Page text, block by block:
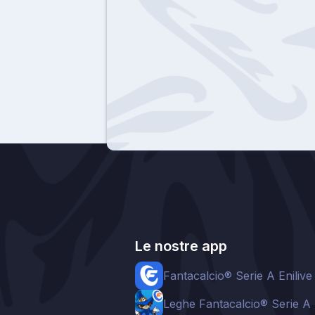
Le nostre app
Fantacalcio® Serie A Enilive
Leghe Fantacalcio® Serie A